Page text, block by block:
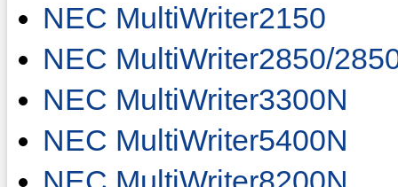
NEC MultiWriter2150
NEC MultiWriter2850/
NEC MultiWriter3300N
NEC MultiWriter5400N